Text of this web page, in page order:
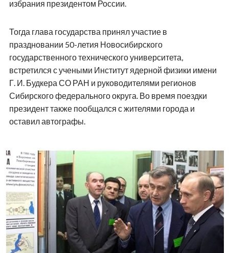
избрания президентом России.
Тогда глава государства принял участие в
праздновании 50-летия Новосибирского
государственного технического университета,
встретился с учеными Институт ядерной физики имени
Г. И. Будкера СО РАН и руководителями регионов
Сибирского федерального округа. Во время поездки
президент также пообщался с жителями города и
оставил автографы.